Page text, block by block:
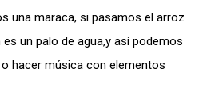
una maraca, si pasamos el arroz
un palo de agua,y así podemos
hacer música con elementos